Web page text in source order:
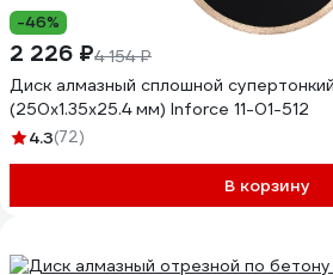
-46%
2 226 ₽4 154 ₽
Диск алмазный сплошной
(250х1.35x25.4 мм) Inforce 11-01-512
4.3(72)
В корзину